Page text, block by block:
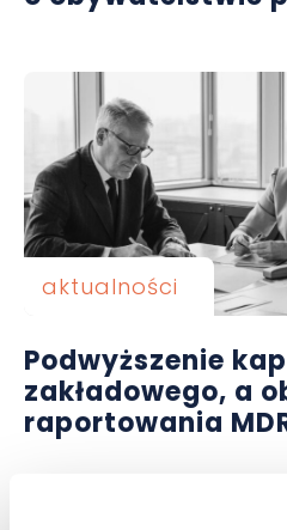
aktualności
Podwyższenie
zakładowego, a
raportowania